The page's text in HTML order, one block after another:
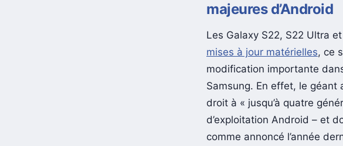
majeures d’Android
Les Galaxy S22, S22 Ultra
mises à jour matérielles, ce
modification importante
Samsung. En effet, le géant
droit à « jusqu’à quatre
d’exploitation Android – et
comme annoncé l’année